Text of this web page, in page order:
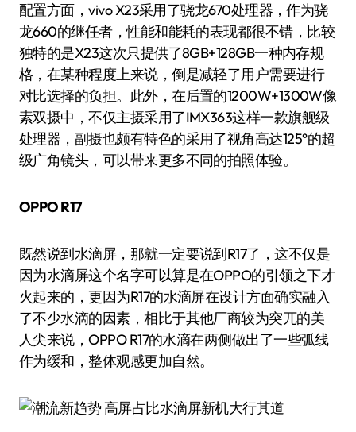
配置方面，vivo X23采用了骁龙670处理器，作为骁
龙660的继任者，性能和能耗的表现都很不错，比较
独特的是X23这次只提供了8GB+128GB一种内存规
格，在某种程度上来说，倒是减轻了用户需要进行
对比选择的负担。此外，在后置的1200W+1300W像
素双摄中，不仅主摄采用了IMX363这样一款旗舰级
处理器，副摄也颇有特色的采用了视角高达125°的超
级广角镜头，可以带来更多不同的拍照体验。
OPPO R17
既然说到水滴屏，那就一定要说到R17了，这不仅是
因为水滴屏这个名字可以算是在OPPO的引领之下才
火起来的，更因为R17的水滴屏在设计方面确实融入
了不少水滴的因素，相比于其他厂商较为突兀的美
人尖来说，OPPO R17的水滴在两侧做出了一些弧线
作为缓和，整体观感更加自然。